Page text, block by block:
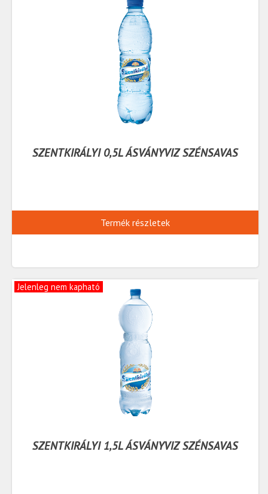
SZENTKIRÁLYI 0,5L ÁSVÁNYVIZ SZÉNSAVAS
Termék részletek
Jelenleg nem kapható
SZENTKIRÁLYI 1,5L ÁSVÁNYVIZ SZÉNSAVAS